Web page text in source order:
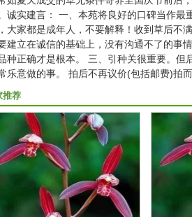
诚实建言： 一、本苑将良好的口碑当作最
大家都是成年人，不要解释！收到草后不
建立在诚信的基础上，没有沟通不了的事
种正确才是根本。 三、引种关很重要。
乐意做的事。 拍后不再议价(包括邮费)拍
推荐